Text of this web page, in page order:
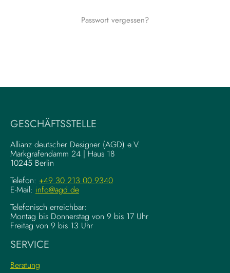
Passwort vergessen?
GESCHÄFTSSTELLE
Allianz deutscher Designer (AGD) e.V.
Markgrafendamm 24 | Haus 18
10245 Berlin
Telefon: +49 30 213 00 9340
E-Mail: info@agd.de
Telefonisch erreichbar:
Montag bis Donnerstag von 9 bis 17 Uhr
Freitag von 9 bis 13 Uhr
SERVICE
Beratung